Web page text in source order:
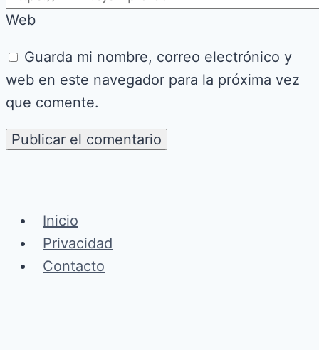
Web
Guarda mi nombre, correo electrónico y
web en este navegador para la próxima vez
que comente.
Inicio
Privacidad
Contacto